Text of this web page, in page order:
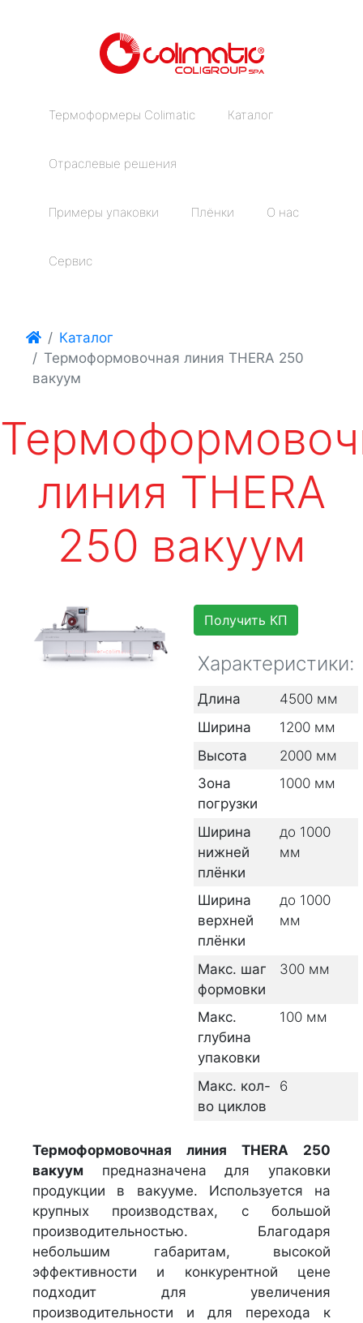
Термоформеры Colimatic Каталог
Отраслевые решения
Примеры упаковки Плёнки О нас
Сервис
Каталог
Термоформовочная линия THERA 250
вакуум
линия THERA
250 вакуум
Получить КП
Характеристики:
Длина 4500 мм
Ширина
1200 мм
Высота
2000 мм
Зона
погрузки
1000 мм
Ширина
нижней
плёнки
до 1000
мм
Ширина
верхней
плёнки
до 1000
мм
Макс. шаг
формовки
300 мм
Макс.
глубина
упаковки
100 мм
Макс. кол-
во циклов
6
Термоформовочная линия THERA 250
вакуум предназначена для упаковки
продукции в вакууме. Используется на
крупных производствах, с большой
производительностью. Благодаря
небольшим габаритам, высокой
эффективности и конкурентной цене
подходит для увеличения
производительности и для перехода к